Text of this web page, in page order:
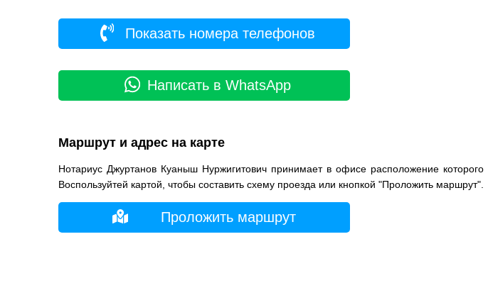
Показать номера телефонов
Написать в WhatsApp
Маршрут и адрес на карте
Нотариус Джуртанов Куаныш Нуржигитович принимает в офисе расположение
Воспользуйтей картой, чтобы составить схему проезда или кнопкой "Проложить маршрут".
Проложить маршрут